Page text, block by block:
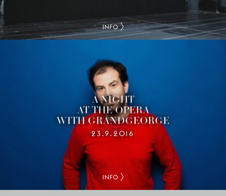
INFO
A NIGHT
AT THE OPERA
WITH GRANDGEORGE
23.9.2016
INFO